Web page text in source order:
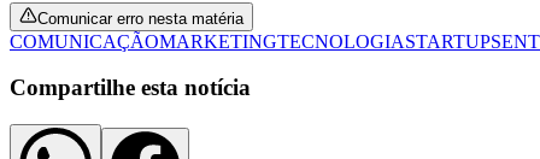
Comunicar erro nesta matéria
COMUNICAÇÃOMARKETINGTECNOLOGIASTARTUPS
Compartilhe esta notícia